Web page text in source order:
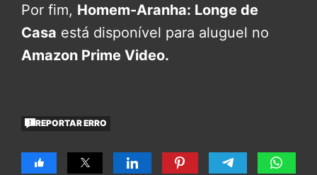
Por fim, Homem-Aranha: Longe de
Casa está disponível para aluguel no
Amazon Prime Video.
REPORTAR ERRO